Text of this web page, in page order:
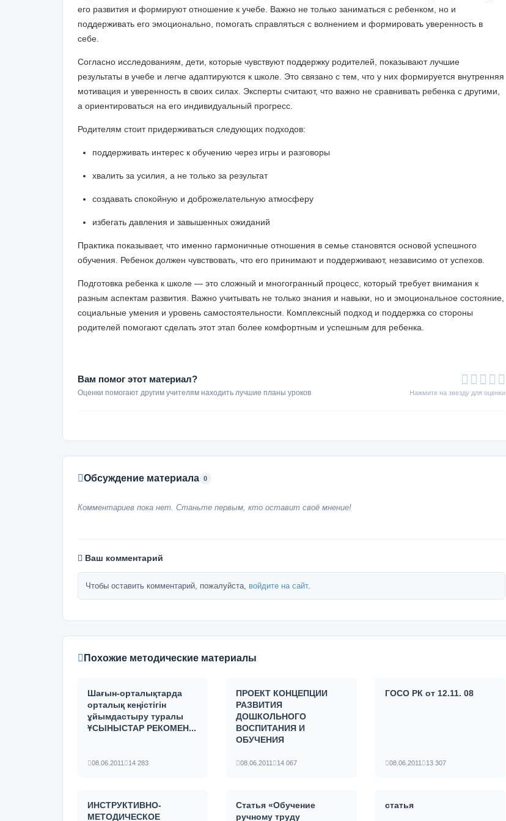
его развития и формируют отношение к учебе. Важно не только заниматься с ребенком, но и
поддерживать его эмоционально, помогать справляться с волнением и формировать уверенность в
себе.
Согласно исследованиям, дети, которые чувствуют поддержку родителей, показывают лучшие
результаты в учебе и легче адаптируются к школе. Это связано с тем, что у них формируется внутренняя
мотивация и уверенность в своих силах. Эксперты считают, что важно не сравнивать ребенка с другими,
а ориентироваться на его индивидуальный прогресс.
Родителям стоит придерживаться следующих подходов:
поддерживать интерес к обучению через игры и разговоры
хвалить за усилия, а не только за результат
создавать спокойную и доброжелательную атмосферу
избегать давления и завышенных ожиданий
Практика показывает, что именно гармоничные отношения в семье становятся основой успешного
обучения. Ребенок должен чувствовать, что его принимают и поддерживают, независимо от успехов.
Подготовка ребенка к школе — это сложный и многогранный процесс, который требует внимания к
разным аспектам развития. Важно учитывать не только знания и навыки, но и эмоциональное состояние,
социальные умения и уровень самостоятельности. Комплексный подход и поддержка со стороны
родителей помогают сделать этот этап более комфортным и успешным для ребенка.
Вам помог этот материал?
Оценки помогают другим учителям находить лучшие планы уроков Нажмите на звезду для оценки
Обсуждение материала 0
Комментариев пока нет. Станьте первым, кто оставит своё мнение!
Ваш комментарий
Чтобы оставить комментарий, пожалуйста, войдите на сайт.
Похожие методические материалы
Шағын-орталықтарда
орталық кеңістігін
ұйымдастыру туралы
ҰСЫНЫСТАР РЕКОМЕН...
08.06.2011 14 283
ПРОЕКТ КОНЦЕПЦИИ
РАЗВИТИЯ
ДОШКОЛЬНОГО
ВОСПИТАНИЯ И
ОБУЧЕНИЯ
08.06.2011 14 067
ГОСО РК от 12.11. 08
08.06.2011 13 307
ИНСТРУКТИВНО-
МЕТОДИЧЕСКОЕ
Статья «Обучение
ручному труду
статья